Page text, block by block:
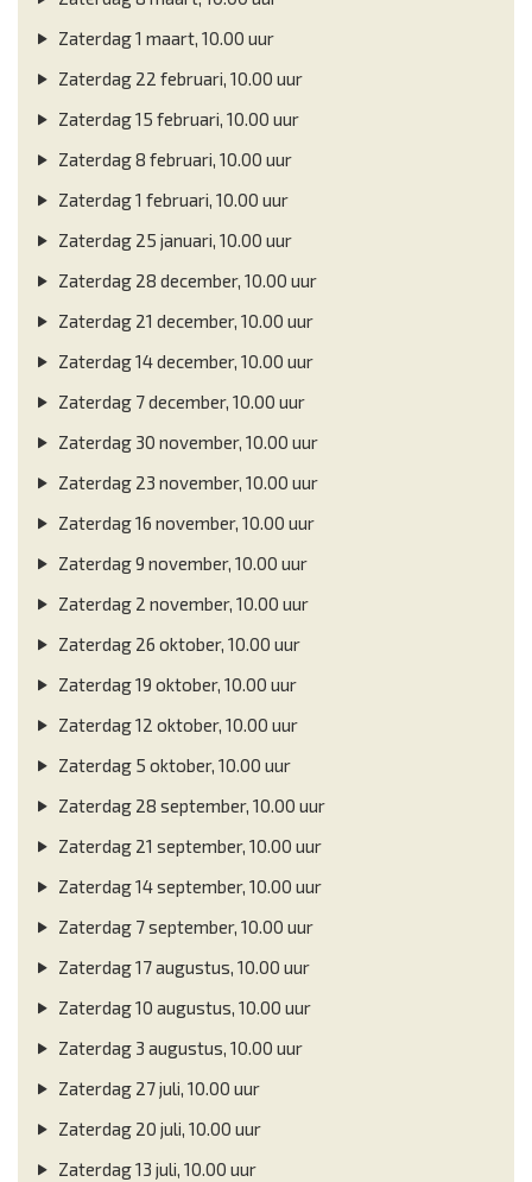
Zaterdag 1 maart, 10.00 uur
Zaterdag 22 februari, 10.00 uur
Zaterdag 15 februari, 10.00 uur
Zaterdag 8 februari, 10.00 uur
Zaterdag 1 februari, 10.00 uur
Zaterdag 25 januari, 10.00 uur
Zaterdag 28 december, 10.00 uur
Zaterdag 21 december, 10.00 uur
Zaterdag 14 december, 10.00 uur
Zaterdag 7 december, 10.00 uur
Zaterdag 30 november, 10.00 uur
Zaterdag 23 november, 10.00 uur
Zaterdag 16 november, 10.00 uur
Zaterdag 9 november, 10.00 uur
Zaterdag 2 november, 10.00 uur
Zaterdag 26 oktober, 10.00 uur
Zaterdag 19 oktober, 10.00 uur
Zaterdag 12 oktober, 10.00 uur
Zaterdag 5 oktober, 10.00 uur
Zaterdag 28 september, 10.00 uur
Zaterdag 21 september, 10.00 uur
Zaterdag 14 september, 10.00 uur
Zaterdag 7 september, 10.00 uur
Zaterdag 17 augustus, 10.00 uur
Zaterdag 10 augustus, 10.00 uur
Zaterdag 3 augustus, 10.00 uur
Zaterdag 27 juli, 10.00 uur
Zaterdag 20 juli, 10.00 uur
Zaterdag 13 juli, 10.00 uur